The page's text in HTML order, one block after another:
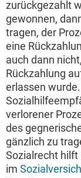
zurückgezahlt
gewonnen,
tragen, der
eine
auch dann
Rückzahlung
erlassen
verlorener
des
gänzlich zu
Sozialrecht hilft
im